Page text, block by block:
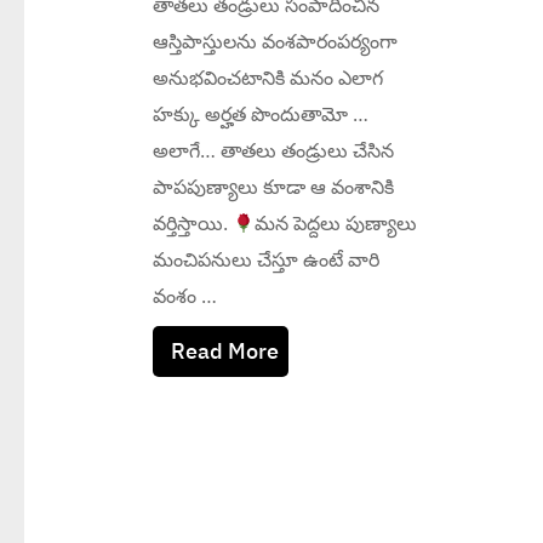
తాతలు తండ్రులు సంపాదించిన
ఆస్తిపాస్తులను వంశపారంపర్యంగా
అనుభవించటానికి మనం ఎలాగ
హక్కు అర్హత పొందుతామో …
అలాగే… తాతలు తండ్రులు చేసిన
పాపపుణ్యాలు కూడా ఆ వంశానికి
వర్తిస్తాయి.
మన పెద్దలు పుణ్యాలు
మంచిపనులు చేస్తూ ఉంటే వారి
వంశం …
Read More